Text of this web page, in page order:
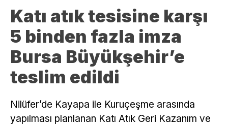
Katı atık tesisine karşı
5 binden fazla imza
Bursa Büyükşehir’e
teslim edildi
Nilüfer’de Kayapa ile Kuruçeşme arasında
yapılması planlanan Katı Atık Geri Kazanım ve